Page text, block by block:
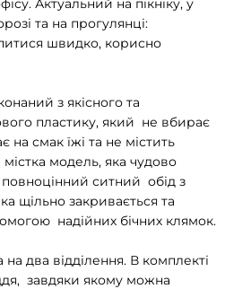
Актуальний на пікніку, у
та на прогулянці:
швидко, корисно
з якісного та
пластику, який не вбирає
на смак їжі та не містить
модель, яка чудово
повноцінний ситний обід з
щільно закривається та
надійних бічних клямок.
два відділення. В комплекті
завдяки якому можна